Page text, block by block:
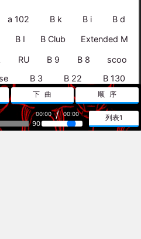
a 102 B k B i B d
B I B Club Extended M
RU B 9 B 8
scoo
B 3 B 22
B 130
的声音 B 126
下曲 顺序
00:00 / 00:00
90
列表1